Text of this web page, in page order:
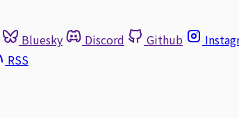
Bluesky Discord Github
RSS